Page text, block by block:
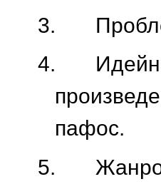
3.
4.
пафос.
5.